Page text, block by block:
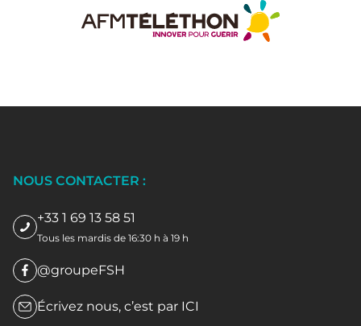
NOUS CONTACTER :
+33 1 69 13 58 51
Tous les mardis de 16:30 h à 19 h
@groupeFSH
Écrivez nous, c’est par ICI